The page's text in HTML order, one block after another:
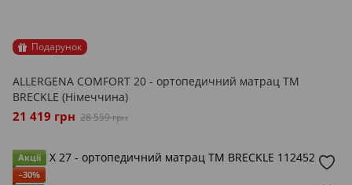
Подарунок
ALLERGENA COMFORT 20 - ортопедичний матрац ТМ
BRECKLE (Німеччина)
21 419 грн 28 559 грн
Акції
−30%